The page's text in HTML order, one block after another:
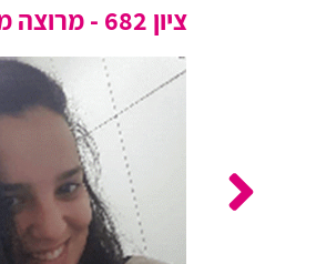
הכנה
לצה"ל
ציון 682 - מרוצה מאוד!